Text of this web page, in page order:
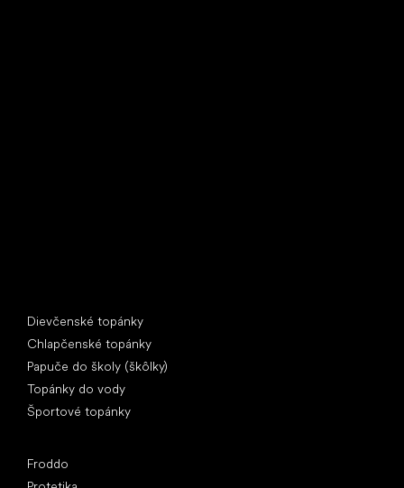
Dievčenské topánky
Chlapčenské topánky
Papuče do školy (škôlky)
Topánky do vody
Športové topánky
Froddo